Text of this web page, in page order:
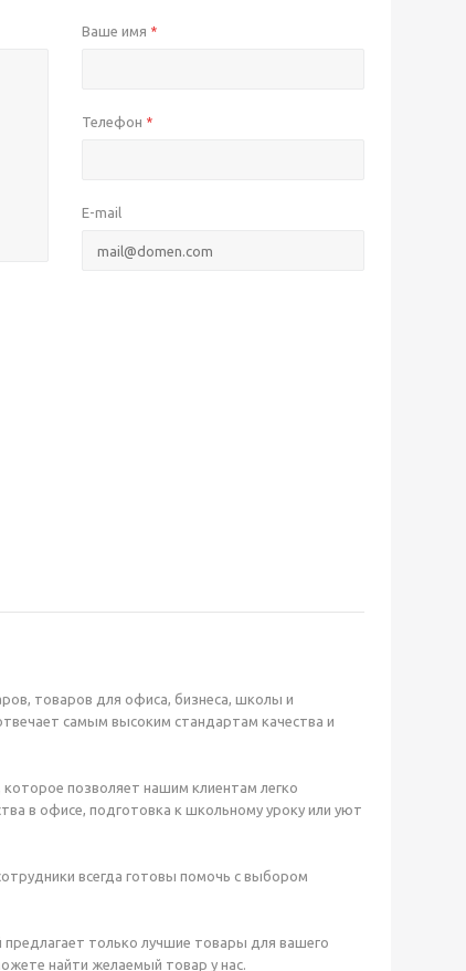
Ваше имя *
Телефон *
E-mail
товаров для офиса, бизнеса, школы и
самым высоким стандартам качества и
позволяет нашим клиентам легко
в офисе, подготовка к школьному уроку или уют
всегда готовы помочь с выбором
только лучшие товары для вашего
найти желаемый товар у нас.